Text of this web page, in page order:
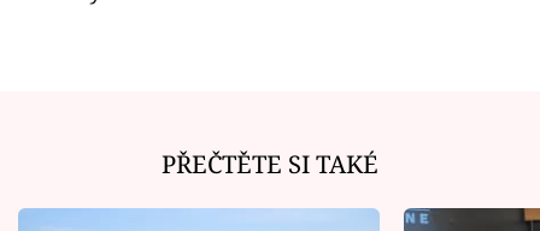
PŘEČTĚTE SI TAKÉ